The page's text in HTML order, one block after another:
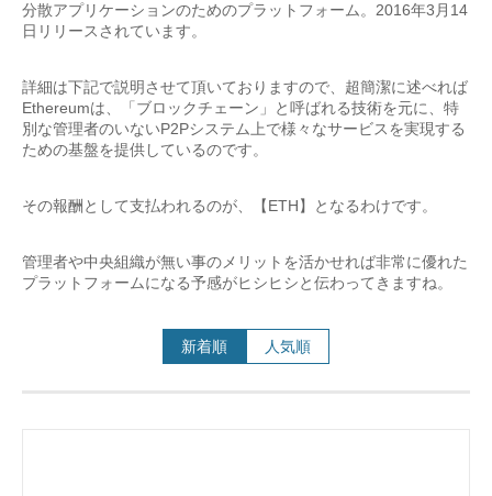
分散アプリケーションのためのプラットフォーム。2016年3月14
日リリースされています。
詳細は下記で説明させて頂いておりますので、超簡潔に述べれば
Ethereumは、「ブロックチェーン」と呼ばれる技術を元に、特
別な管理者のいないP2Pシステム上で様々なサービスを実現する
ための基盤を提供しているのです。
その報酬として支払われるのが、【ETH】となるわけです。
管理者や中央組織が無い事のメリットを活かせれば非常に優れた
プラットフォームになる予感がヒシヒシと伝わってきますね。
新着順 人気順